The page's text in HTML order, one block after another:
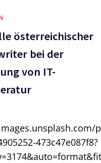
österreichischer
bei der
von IT-
473c47e087f8?